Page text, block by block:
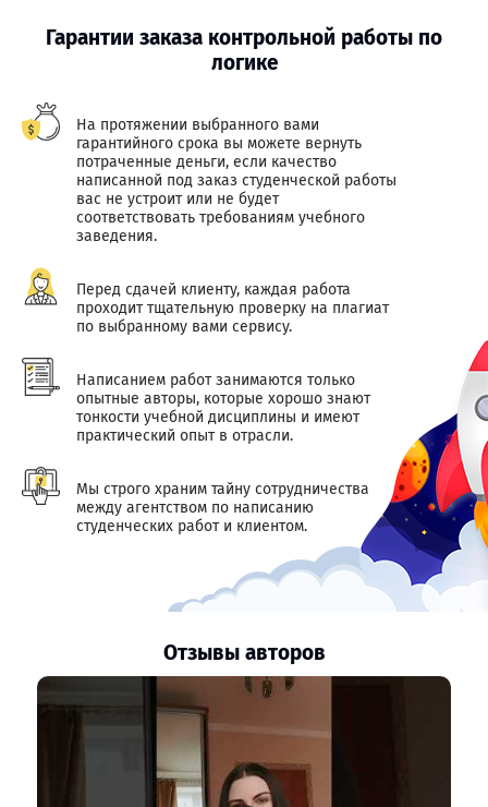
Гарантии заказа контрольной работы по
логике
На протяжении выбранного вами
гарантийного срока вы можете вернуть
потраченные деньги, если качество
написанной под заказ студенческой работы
вас не устроит или не будет
соответствовать требованиям учебного
заведения.
Перед сдачей клиенту, каждая работа
проходит тщательную проверку на плагиат
по выбранному вами сервису.
Написанием работ занимаются только
опытные авторы, которые хорошо знают
тонкости учебной дисциплины и имеют
практический опыт в отрасли.
Мы строго храним тайну сотрудничества
между агентством по написанию
студенческих работ и клиентом.
Отзывы авторов